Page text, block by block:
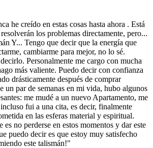
he creído en estas cosas hasta ahora . Está
los problemas directamente, pero...
Y... Tengo que decir que la energía que
cambiarme para mejor, no lo sé.
Personalmente me cargo con mucha
más valiente. Puedo decir con confianza
drásticamente después de comprar
un par de semanas en mi vida, hubo algunos
me mudé a un nuevo Apartamento, me
fui a una cita, es decir, finalmente
en las esferas material y espiritual.
es no perderse en estos momentos y dar este
puedo decir es que estoy muy satisfecho
este talismán!"